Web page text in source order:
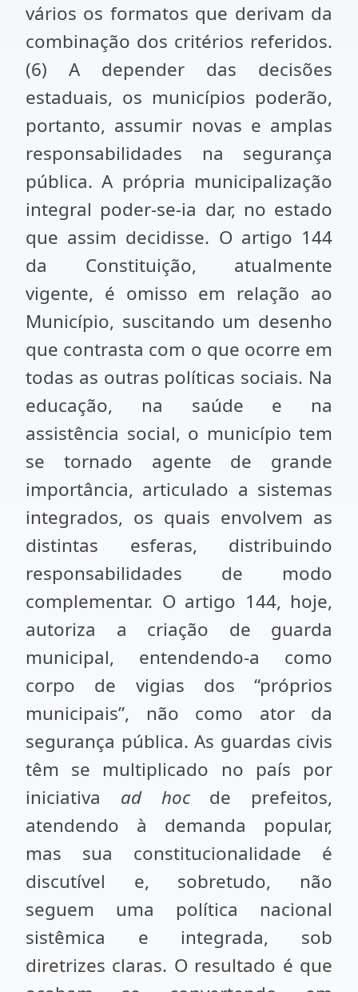
vários os formatos que derivam da
combinação dos critérios referidos.
(6) A depender das decisões
estaduais, os municípios poderão,
portanto, assumir novas e amplas
responsabilidades na segurança
pública. A própria municipalização
integral poder-se-ia dar, no estado
que assim decidisse. O artigo 144
da Constituição, atualmente
vigente, é omisso em relação ao
Município, suscitando um desenho
que contrasta com o que ocorre em
todas as outras políticas sociais. Na
educação, na saúde e na
assistência social, o município tem
se tornado agente de grande
importância, articulado a sistemas
integrados, os quais envolvem as
distintas esferas, distribuindo
responsabilidades de modo
complementar. O artigo 144, hoje,
autoriza a criação de guarda
municipal, entendendo-a como
corpo de vigias dos “próprios
municipais”, não como ator da
segurança pública. As guardas civis
têm se multiplicado no país por
iniciativa ad hocde prefeitos,
atendendo à demanda popular,
mas sua constitucionalidade é
discutível e, sobretudo, não
seguem uma política nacional
sistêmica e integrada, sob
diretrizes claras. O resultado é que